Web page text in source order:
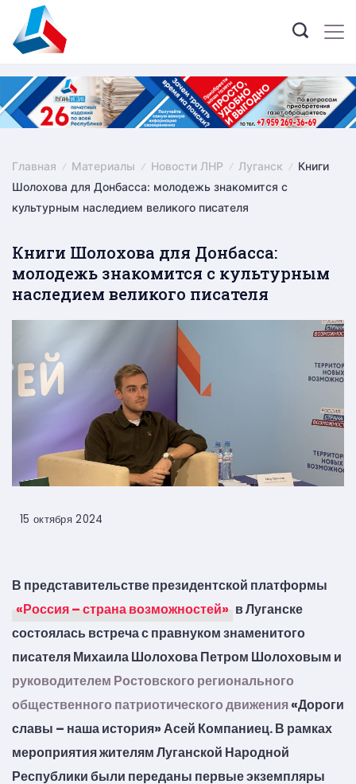
content
Главная Материалы Новости ЛНР Луганск
Книги
Шолохова для Донбасса: молодежь знакомится с
культурным наследием великого писателя
Книги Шолохова для Донбасса:
молодежь знакомится с культурным
наследием великого писателя
15 октября 2024
В представительстве президентской платформы
«Россия – страна возможностей» в Луганске
состоялась встреча с правнуком знаменитого
писателя Михаила Шолохова Петром Шолоховым и
руководителем Ростовского регионального
общественного патриотического движения«Дороги
славы – наша история» Асей Компаниец. В рамках
мероприятия жителям Луганской Народной
Республики были переданы первые экземпляры